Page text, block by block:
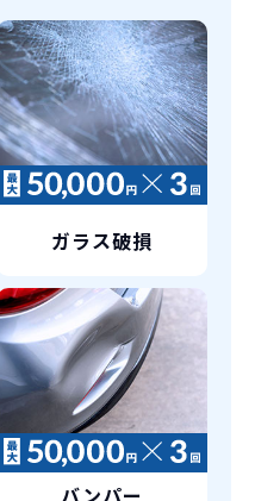
ただく
ため
、そのまま継続
などを選べます。
合は、車両を必
を前提とするこ
しています。
定期的に乗換
で飽きると言わ
ますが、最新型
のは気持ちよ
！
自動車税｣はコミ
常車検時にかかる
責保険料｣「整備
す。
ガラス破損